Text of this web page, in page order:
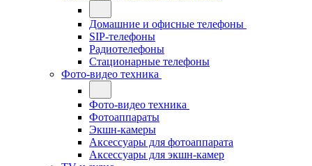
Домашние и офисные телефоны
SIP-телефоны
Радиотелефоны
Стационарные телефоны
Фото-видео техника
Фото-видео техника
Фотоаппараты
Экшн-камеры
Аксессуары для фотоаппарата
Аксессуары для экшн-камер